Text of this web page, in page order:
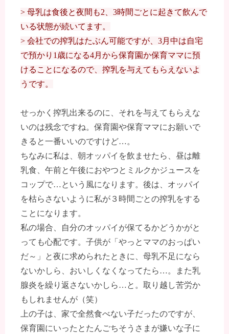
> 母乳は食後と夜間も2、3時間ごとに起きて飲んで
いる状態が続いてます。
> 会社での搾乳はたぶん可能ですが、3月中は自宅
で預かり1歳になる4月から保育園か保育ママに預
けることになるので、搾乳を与えてもらえないよ
うです。
せっかく搾乳出来るのに、それを与えてもらえな
いのは残念ですね。保育園や保育ママにお願いで
きると一番いいのですけど…。
ちなみに私は、朝オッパイを飲ませたら、昼は離
乳食、午前と午後におやつとミルクかジュースを
コップで…という風になります。後は、オッパイ
を枯らさないように私が３時間ごとの搾乳をする
ことになります。
私の場合、自分のオッパイが保てるかどうかがと
っても心配です。子供が「やっとママのおっぱい
だ～」と夜に求められたときに、母乳不足になら
ないかしら、おいしくなくなってたら…。また乳
腺炎を繰り返さないかしら…と。取り越し苦労か
もしれませんが（笑）
上の子は、家で全然食べない子だったのですが、
保育園にいったとたんごちそうさまが嫌いな子に